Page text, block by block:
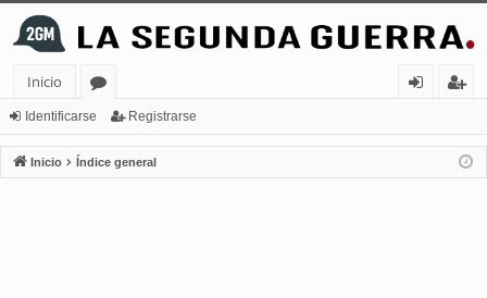
Inicio
or
os
nt
ifi
ist
ra
Identificarse Registrarse
Inicio Índice general